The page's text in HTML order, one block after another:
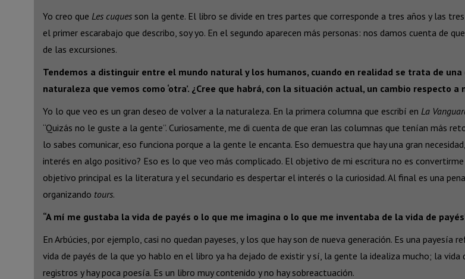
Yo creo que Les cuques son la gente. El libro se divide en tres partes que corresponde a tres años y las
el primer escarabajo que describo, soy yo. En el segundo aparecen más personas: nos damos cuenta de
de las excursiones.
Tendemos a distinguir entre el mundo natural y los humanos, cuando en realidad se trata de
naturaleza que vemos como ‘otra’. ¿Cree que habrá, con la situación actual, un cambio respecto
Yo lo que veo es un gran deseo de volver a la naturaleza. En la primera columna que escribí en La
“Quizás no le guste a la gente”. Curiosamente, me di cuenta de que eran las columnas que tenían más
lo sabes comunicar, eso funciona porque a la gente le encanta. Eso demuestra que hay una gran
interés en algo positivo? Eso es lo que veo más complicado. El objetivo de mi escritura no es
objetivo principal es la literatura y el secundario es despertar el interés o la curiosidad. Al final es una
organizando tours.
“A mí me gustaba la vida de payés o lo que me imagina o lo que me inventaba de la vida de
En Arbúcies, por ejemplo, casi no quedan payeses, y los que hay son de nueva generación. Es una payesía
vida de payés de la que yo hablo en el libro ya ha dejado de existir y sí, la gente la idealiza mucho; la
registros y hay poca poesía. Es un libro muy contenido y no hay sobreactuación.